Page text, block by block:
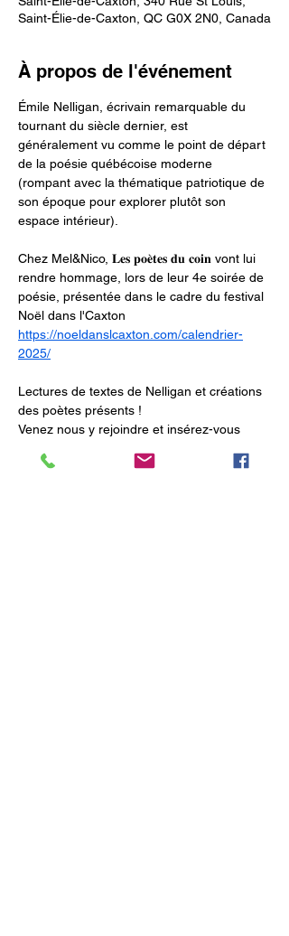
Saint-Élie-de-Caxton, QC G0X 2N0, Canada
À propos de l'événement
Émile Nelligan, écrivain remarquable du
tournant du siècle dernier, est
généralement vu comme le point de départ
de la poésie québécoise moderne
(rompant avec la thématique patriotique de
son époque pour explorer plutôt son
espace intérieur).
Chez Mel&Nico, 𝐋𝐞𝐬 𝐩𝐨𝐞̀𝐭𝐞𝐬 𝐝𝐮 𝐜𝐨𝐢𝐧 vont lui
rendre hommage, lors de leur 4e soirée de
poésie, présentée dans le cadre du festival
Noël dans l'Caxton
https://noeldanslcaxton.com/calendrier-
2025/
Lectures de textes de Nelligan et créations
des poètes présents !
Venez nous y rejoindre et insérez-vous
Poètes présents: Sarah Barbieux, Simon